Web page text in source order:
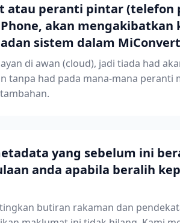
atau peranti pintar (telefon
akan mengakibatkan
sistem dalam
di awan (cloud), jadi tiada had
tanpa had pada mana-mana peranti
yang sebelum ini
anda apabila beralih
butiran rakaman dan